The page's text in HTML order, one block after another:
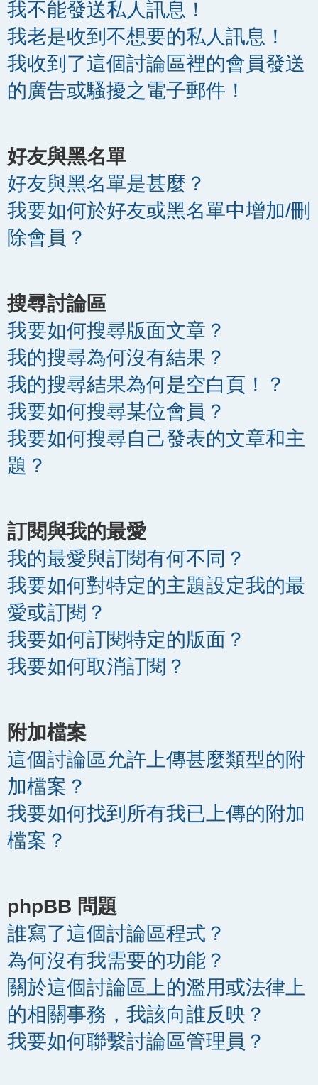
我不能發送私人訊息！
我老是收到不想要的私人訊息！
我收到了這個討論區裡的會員發送
的廣告或騷擾之電子郵件！
好友與黑名單
好友與黑名單是甚麼？
我要如何於好友或黑名單中增加/刪
除會員？
搜尋討論區
我要如何搜尋版面文章？
我的搜尋為何沒有結果？
我的搜尋結果為何是空白頁！？
我要如何搜尋某位會員？
我要如何搜尋自己發表的文章和主
題？
訂閱與我的最愛
我的最愛與訂閱有何不同？
我要如何對特定的主題設定我的最
愛或訂閱？
我要如何訂閱特定的版面？
我要如何取消訂閱？
附加檔案
這個討論區允許上傳甚麼類型的附
加檔案？
我要如何找到所有我已上傳的附加
檔案？
phpBB 問題
誰寫了這個討論區程式？
為何沒有我需要的功能？
關於這個討論區上的濫用或法律上
的相關事務，我該向誰反映？
我要如何聯繫討論區管理員？